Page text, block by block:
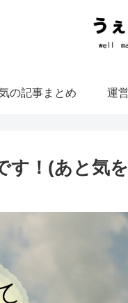
の記事まとめ 運
！(あと気